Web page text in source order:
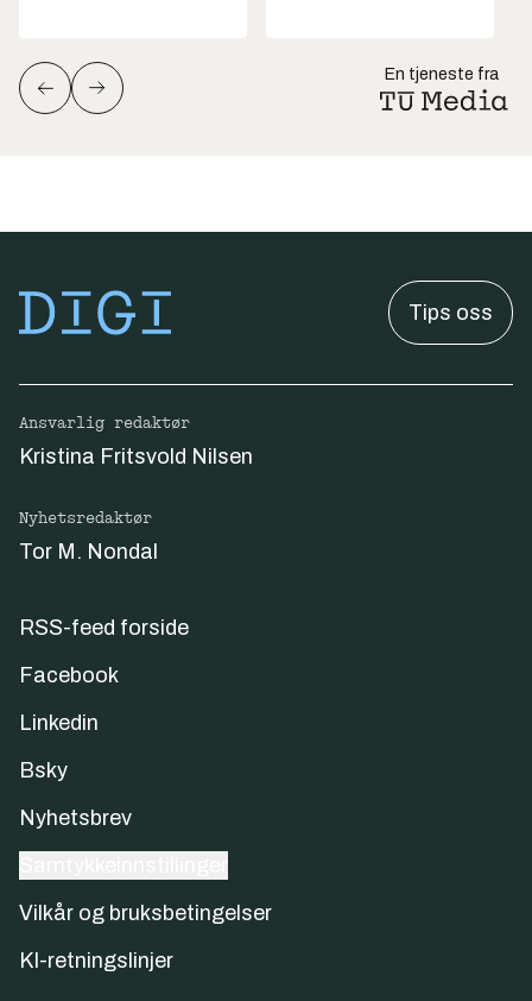
En tjeneste fra
Tips oss
Ansvarlig redaktør
Kristina Fritsvold Nilsen
Nyhetsredaktør
Tor M. Nondal
RSS-feed forside
Facebook
Linkedin
Bsky
Nyhetsbrev
Vilkår og bruksbetingelser
KI-retningslinjer